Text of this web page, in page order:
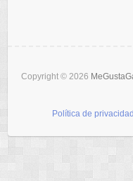
Copyright © 2026
Política de privacidad